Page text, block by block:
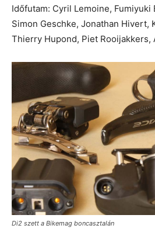
Időfutam: Cyril Lemoine, Fumiyuki
Simon Geschke, Jonathan Hivert,
Thierry Hupond, Piet Rooijakkers,
Di2 szett a Bikemag boncasztalán